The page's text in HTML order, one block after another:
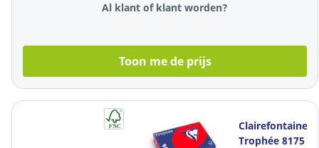
Al klant of klant worden?
Toon me de prijs
Clairefontaine
Trophée 8175